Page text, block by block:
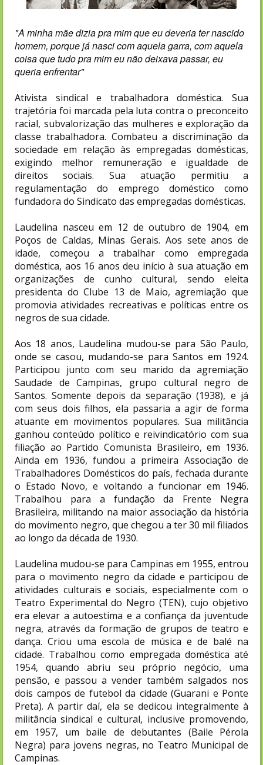
"A minha mãe dizia pra mim que eu deveria ter nascido
homem, porque já nasci com aquela garra, com aquela
coisa que tudo pra mim eu não deixava passar, eu
queria enfrentar"
Ativista sindical e trabalhadora doméstica. Sua
trajetória foi marcada pela luta contra o preconceito
racial, subvalorização das mulheres e exploração da
classe trabalhadora. Combateu a discriminação da
sociedade em relação às empregadas domésticas,
exigindo melhor remuneração e igualdade de
direitos sociais. Sua atuação permitiu a
regulamentação do emprego doméstico como
fundadora do Sindicato das empregadas domésticas.
Laudelina nasceu em 12 de outubro de 1904, em
Poços de Caldas, Minas Gerais. Aos sete anos de
idade, começou a trabalhar como empregada
doméstica, aos 16 anos deu início à sua atuação em
organizações de cunho cultural, sendo eleita
presidenta do Clube 13 de Maio, agremiação que
promovia atividades recreativas e políticas entre os
negros de sua cidade.
Aos 18 anos, Laudelina mudou-se para São Paulo,
onde se casou, mudando-se para Santos em 1924.
Participou junto com seu marido da agremiação
Saudade de Campinas, grupo cultural negro de
Santos. Somente depois da separação (1938), e já
com seus dois filhos, ela passaria a agir de forma
atuante em movimentos populares. Sua militância
ganhou conteúdo político e reivindicatório com sua
filiação ao Partido Comunista Brasileiro, em 1936.
Ainda em 1936, fundou a primeira Associação de
Trabalhadores Domésticos do país, fechada durante
o Estado Novo, e voltando a funcionar em 1946.
Trabalhou para a fundação da Frente Negra
Brasileira, militando na maior associação da história
do movimento negro, que chegou a ter 30 mil filiados
ao longo da década de 1930.
Laudelina mudou-se para Campinas em 1955, entrou
para o movimento negro da cidade e participou de
atividades culturais e sociais, especialmente com o
Teatro Experimental do Negro (TEN), cujo objetivo
era elevar a autoestima e a confiança da juventude
negra, através da formação de grupos de teatro e
dança. Criou uma escola de música e de balé na
cidade. Trabalhou como empregada doméstica até
1954, quando abriu seu próprio negócio, uma
pensão, e passou a vender também salgados nos
dois campos de futebol da cidade (Guarani e Ponte
Preta). A partir daí, ela se dedicou integralmente à
militância sindical e cultural, inclusive promovendo,
em 1957, um baile de debutantes (Baile Pérola
Negra) para jovens negras, no Teatro Municipal de
Campinas.